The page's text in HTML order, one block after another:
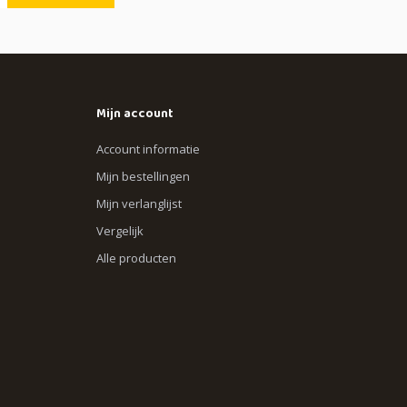
Mijn account
Account informatie
Mijn bestellingen
Mijn verlanglijst
Vergelijk
Alle producten